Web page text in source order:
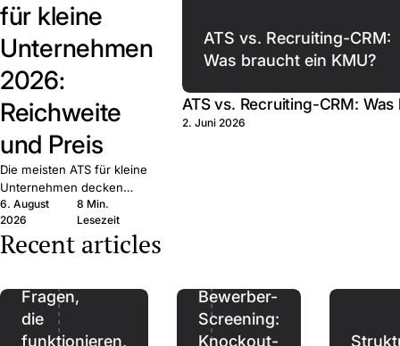
für kleine
Unternehmen
2026:
Reichweite
und Preis
Die meisten ATS für kleine
Unternehmen decken
dieselben Grundfunktionen
ab. Entscheidend sind
Reichweite, Preis und
6. August
2026
8 Min.
Lesezeit
ATS vs. Recruiting-CRM:
Was braucht ein KMU?
ATS vs. Recruiting-CRM:
2. Juni 2026
Recent articles
Fragen,
die
funktionieren,
Bewerber-
Screening:
Knockout-